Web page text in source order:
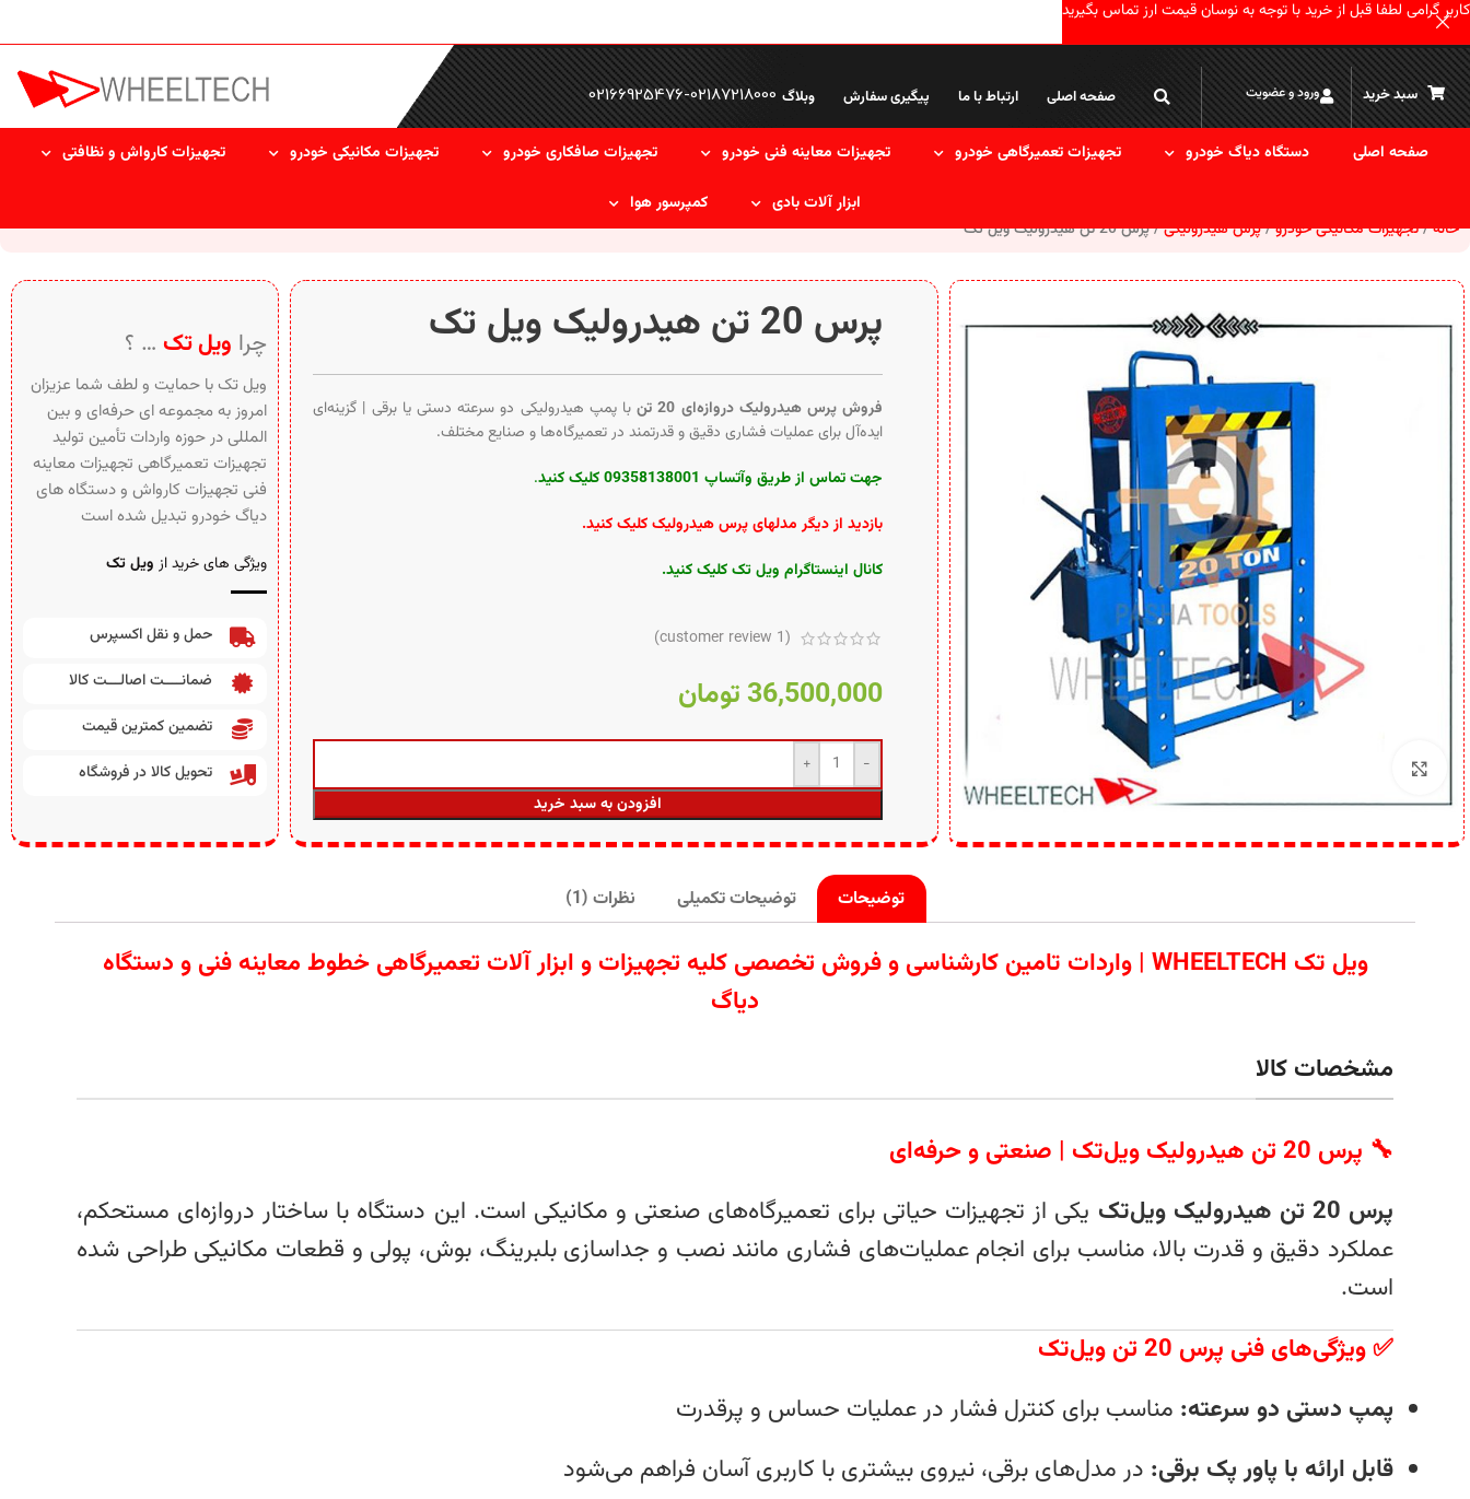
سبد خرید ورود و عضویت صفحه اصلی ارتباط با ما پیگیری سفارش وبلاگ 02166925476-02187218000
صفحه اصلی دستگاه دیاگ خودرو تجهیزات تعمیرگاهی خودرو تجهیزات معاینه فنی خودرو تجهیزات صافکاری خودرو تجهیزات مکانیکی خودرو تجهیزات کارواش و نظافتی
ابزار آلات بادی
کمپرسور هوا
خانه تجهیزات مکانیکی خودرو پرس هیدرولیکی پرس 20 تن هیدرولیک ویل تک
پرس 20 تن هیدرولیک ویل تک
فروش پرس هیدرولیک دروازه‌ای 20 تن
با پمپ هیدرولیکی دو سرعته دستی یا برقی | گزینه‌ای
ایده‌آل برای عملیات فشاری دقیق و قدرتمند در تعمیرگاه‌ها و صنایع مختلف.
جهت تماس از طریق وآتساپ 09358138001 کلیک کنید
.
بازدید از دیگر مدلهای پرس هیدرولیک کلیک کنید.
کانال اینستاگرام ویل تک کلیک کنید.
(
1
36,500,000تومان
افزودن به سبد خرید
چرا ویل تک … ؟
ویل تک با حمایت و لطف شما عزیزان
امروز به مجموعه ای حرفه‌ای و بین‌
المللی در حوزه واردات تأمین تولید
تجهیزات تعمیرگاهی تجهیزات معاینه
فنی تجهیزات کارواش و دستگاه های
دیاگ خودرو تبدیل شده است
ویژگی های خرید از ویل تک
حمل و نقل اکسپرس
ضمانــــت اصالـــت کالا
تضمین کمترین قیمت
تحویل کالا در فروشگاه
توضیحات توضیحات تکمیلی نظرات (1)
ویل تک WHEELTECH | واردات تامین کارشناسی و فروش تخصصی کلیه تجهیزات و ابزار آلات تعمیرگاهی خطوط معاینه فنی و دستگاه
دیاگ
مشخصات کالا
🔧 پرس 20 تن هیدرولیک ویل‌تک | صنعتی و حرفه‌ای
پرس 20 تن هیدرولیک ویل‌تک
یکی از تجهیزات حیاتی برای تعمیرگاه‌های صنعتی و مکانیکی است. این دستگاه با ساختار دروازه‌ای مستحکم،
عملکرد دقیق و قدرت بالا، مناسب برای انجام عملیات‌های فشاری مانند نصب و جداسازی بلبرینگ، بوش، پولی و قطعات مکانیکی طراحی شده
است.
✅ ویژگی‌های فنی پرس 20 تن ویل‌تک
پمپ دستی دو سرعته: مناسب برای کنترل فشار در عملیات حساس و پرقدرت
قابل ارائه با پاور پک برقی: در مدل‌های برقی، نیروی بیشتری با کاربری آسان فراهم می‌شود
کاربر گرامی لطفا قبل از خرید با توجه به نوسان قیمت ارز تماس بگیرید